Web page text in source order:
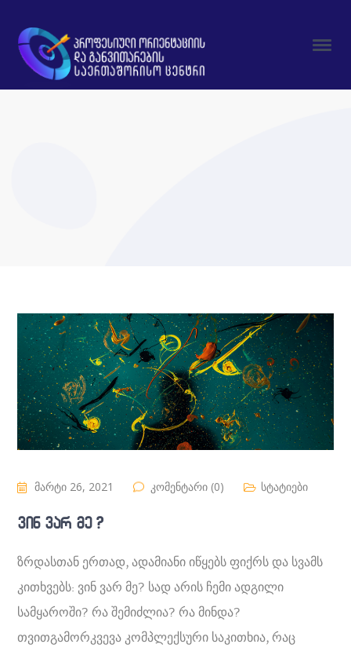
მარტი 26, 2021 კომენტარი (0) სტატიები
ვინ ვარ მე ?
ზრდასთან ერთად, ადამიანი იწყებს ფიქრს და სვამს
კითხვებს: ვინ ვარ მე? სად არის ჩემი ადგილი
სამყაროში? რა შემიძლია? რა მინდა?
თვითგამორკვევა კომპლექსური საკითხია, რაც